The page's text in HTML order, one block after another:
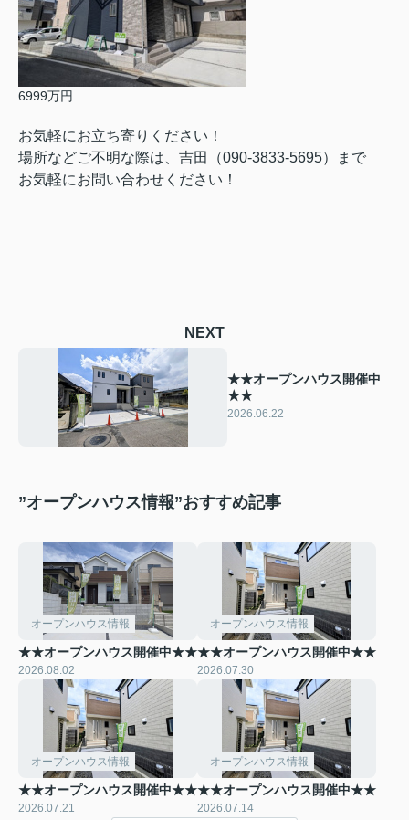
6999万円
お気軽にお立ち寄りください！
場所などご不明な際は、吉田（090-3833-5695）まで
お気軽にお問い合わせください！
NEXT
★★オープンハウス開催中
★★
2026.06.22
”オープンハウス情報”おすすめ記事
オープンハウス情報
★★オープンハウス開催中★★
2026.08.02
オープンハウス情報
★★オープンハウス開催中★★
2026.07.30
オープンハウス情報
★★オープンハウス開催中★★
2026.07.21
オープンハウス情報
★★オープンハウス開催中★★
2026.07.14